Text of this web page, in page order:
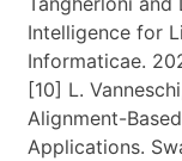
Intelligence for
Informaticae.
[10] L.
Alignment-
Applications.